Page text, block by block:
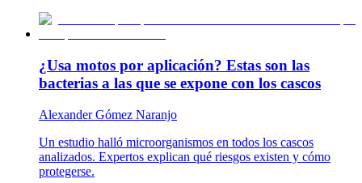
¿Usa motos por aplicación? Estas son las
bacterias a las que se expone con los cascos
Alexander Gómez Naranjo
Un estudio halló microorganismos en todos los cascos
analizados. Expertos explican qué riesgos existen y cómo
protegerse.